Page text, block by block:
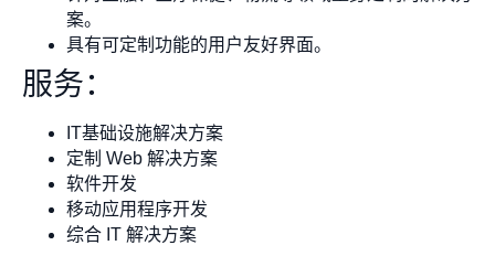
案。
具有可定制功能的用户友好界面。
服务：
IT基础设施解决方案
定制 Web 解决方案
软件开发
移动应用程序开发
综合 IT 解决方案